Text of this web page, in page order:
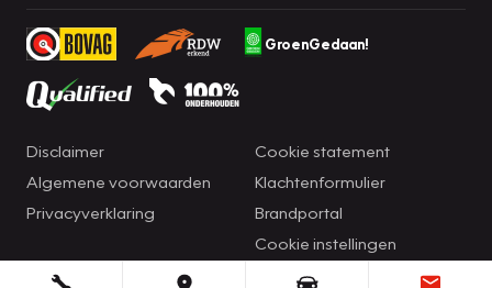
GroenGedaan!
Disclaimer
Algemene voorwaarden
Privacyverklaring
Cookie statement
Klachtenformulier
Brandportal
Cookie instellingen